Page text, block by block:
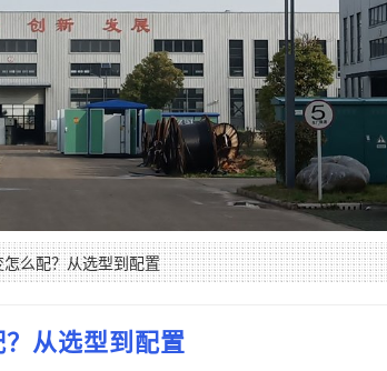
么配？从选型到配置
从选型到配置